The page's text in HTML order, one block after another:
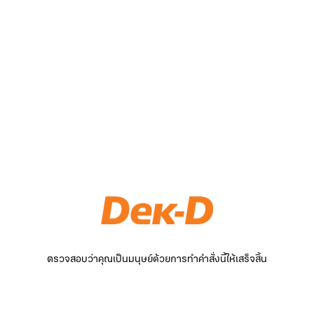
ตรวจสอบว่าคุณเป็นมนุษย์ด้วยการทำคำสั่งนี้ให้เสร็จสิ้น